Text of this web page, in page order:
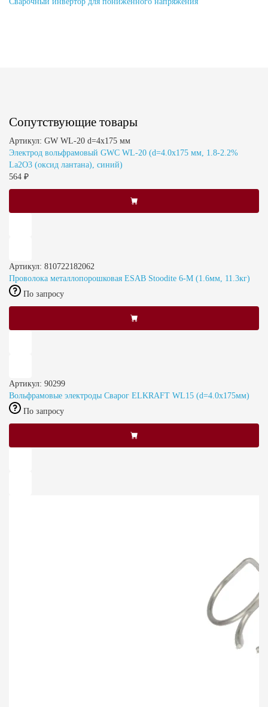
Сопутствующие товары
Артикул: GW WL-20 d=4x175 мм
Электрод вольфрамовый GWC WL-20 (d=4.0x175 мм, 1.8-2.2%
La2O3 (оксид лантана), синий)
564 ₽
Артикул: 810722182062
Проволока металлопорошковая ESAB Stoodite 6-M (1.6мм, 11.3кг)
По запросу
Артикул: 90299
Вольфрамовые электроды Сварог ELKRAFT WL15 (d=4.0х175мм)
По запросу